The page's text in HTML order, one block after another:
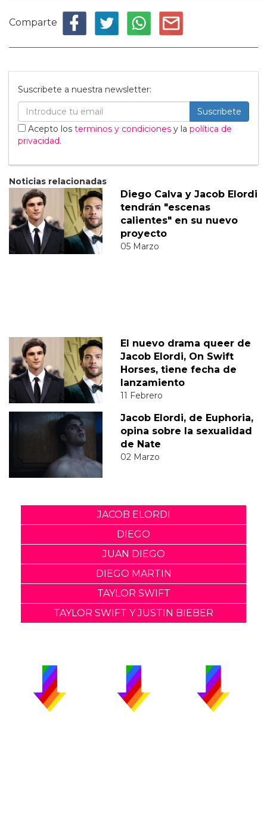
Comparte
Suscribete a nuestra newsletter:
Suscribete
Acepto los terminos y condiciones y la política de
privacidad.
Noticias relacionadas
Diego Calva y Jacob Elordi
tendrán "escenas
calientes" en su nuevo
proyecto
05 Marzo
El nuevo drama queer de
Jacob Elordi, On Swift
Horses, tiene fecha de
lanzamiento
11 Febrero
Jacob Elordi, de Euphoria,
opina sobre la sexualidad
de Nate
02 Marzo
JACOB ELORDI
DIEGO
JUAN DIEGO
DIEGO MARTIN
TAYLOR SWIFT
TAYLOR SWIFT Y JUSTIN BIEBER